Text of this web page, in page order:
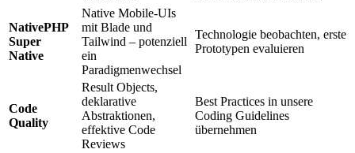
NativePHP
Super
Native
Native Mobile-UIs
mit Blade und
Tailwind – potenziell
ein
Paradigmenwechsel
Technologie beobachten, erste
Prototypen evaluieren
Code
Quality
Result Objects,
deklarative
Abstraktionen,
effektive Code
Reviews
Best Practices in unsere
Coding Guidelines
übernehmen